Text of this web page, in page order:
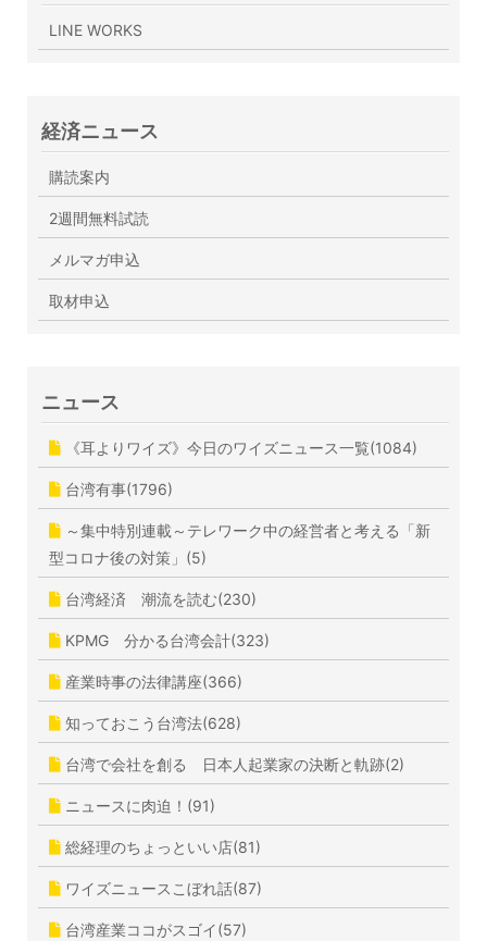
LINE WORKS
経済ニュース
購読案内
2週間無料試読
メルマガ申込
取材申込
ニュース
《耳よりワイズ》今日のワイズニュース一覧(1084)
台湾有事(1796)
～集中特別連載～テレワーク中の経営者と考える「新
型コロナ後の対策」(5)
台湾経済 潮流を読む(230)
KPMG 分かる台湾会計(323)
産業時事の法律講座(366)
知っておこう台湾法(628)
台湾で会社を創る 日本人起業家の決断と軌跡(2)
ニュースに肉迫！(91)
総経理のちょっといい店(81)
ワイズニュースこぼれ話(87)
台湾産業ココがスゴイ(57)